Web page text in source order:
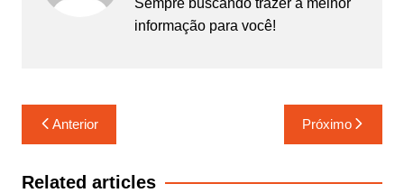
informação para você!
Navegação
de
Post
Anterior Próximo
Related articles